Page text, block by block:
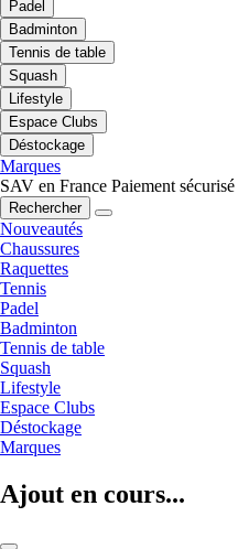
Padel
Badminton
Tennis de table
Squash
Lifestyle
Espace Clubs
Déstockage
Marques
SAV en France Paiement sécurisé
Rechercher
Nouveautés
Chaussures
Raquettes
Tennis
Padel
Badminton
Tennis de table
Squash
Lifestyle
Espace Clubs
Déstockage
Marques
Ajout en cours...